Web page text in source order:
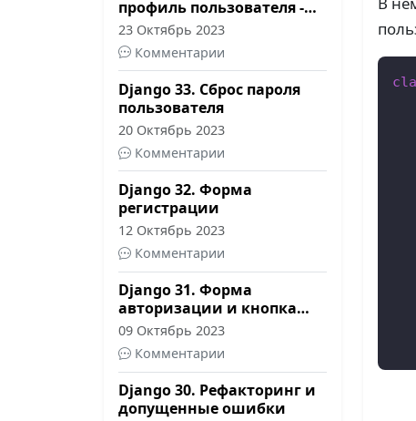
профиль пользователя -
страница профиля
23 Октябрь 2023
Комментарии
Django 33. Сброс пароля
пользователя
20 Октябрь 2023
Комментарии
Django 32. Форма
регистрации
12 Октябрь 2023
Комментарии
Django 31. Форма
авторизации и кнопка
выхода
09 Октябрь 2023
Комментарии
Django 30. Рефакторинг и
допущенные ошибки